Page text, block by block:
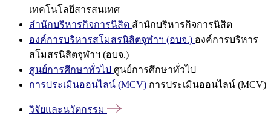
เทคโนโลยีสารสนเทศ
สำนักบริหารกิจการนิสิต สำนักบริหารกิจการนิสิต
องค์การบริหารสโมสรนิสิตจุฬาฯ (อบจ.) องค์การบริหาร
สโมสรนิสิตจุฬาฯ (อบจ.)
ศูนย์การศึกษาทั่วไป ศูนย์การศึกษาทั่วไป
การประเมินออนไลน์ (MCV) การประเมินออนไลน์ (MCV)
วิจัยและนวัตกรรม